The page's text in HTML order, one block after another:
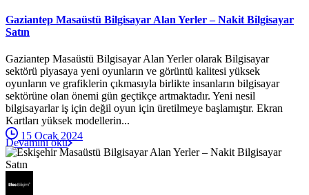
Gaziantep Masaüstü Bilgisayar Alan Yerler – Nakit Bilgisayar
Satın
Gaziantep Masaüstü Bilgisayar Alan Yerler olarak Bilgisayar
sektörü piyasaya yeni oyunların ve görüntü kalitesi yüksek
oyunların ve grafiklerin çıkmasıyla birlikte insanların bilgisayar
sektörüne olan önemi gün geçtikçe artmaktadır. Yeni nesil
bilgisayarlar iş için değil oyun için üretilmeye başlamıştır. Ekran
Kartları yüksek modellerin...
15 Ocak 2024
Devamını oku